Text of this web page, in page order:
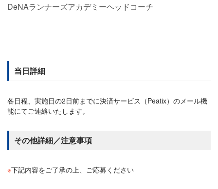
DeNAランナーズアカデミーヘッドコーチ
当日詳細
各日程、実施日の2日前までに決済サービス（Peatix）のメール機
能にてご連絡いたします。
その他詳細／注意事項
※下記内容をご了承の上、ご応募ください